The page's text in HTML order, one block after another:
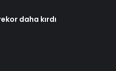
daha kırdı